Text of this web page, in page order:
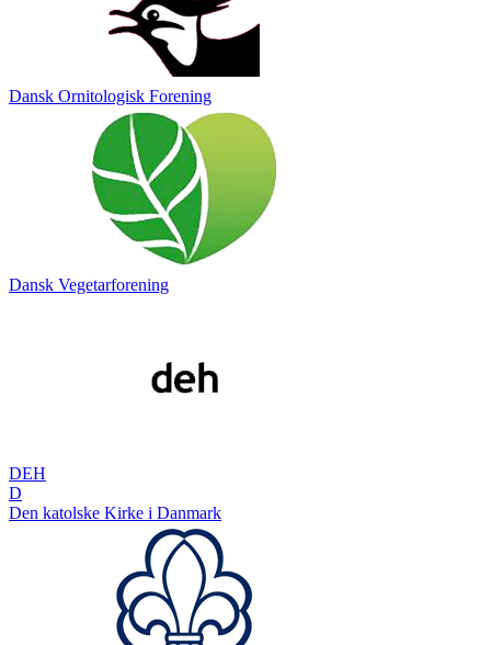
Dansk Ornitologisk Forening
Dansk Vegetarforening
DEH
D
Den katolske Kirke i Danmark